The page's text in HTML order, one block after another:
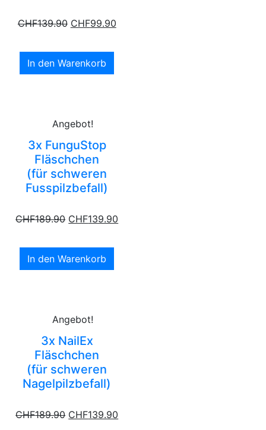
CHF139.90 CHF99.90
In den Warenkorb
Angebot!
3x FunguStop
Fläschchen
(für schweren
Fusspilzbefall)
CHF189.90 CHF139.90
In den Warenkorb
Angebot!
3x NailEx
Fläschchen
(für schweren
Nagelpilzbefall)
CHF189.90 CHF139.90